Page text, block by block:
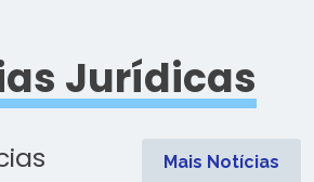
Jurídicas
Mais Notícias